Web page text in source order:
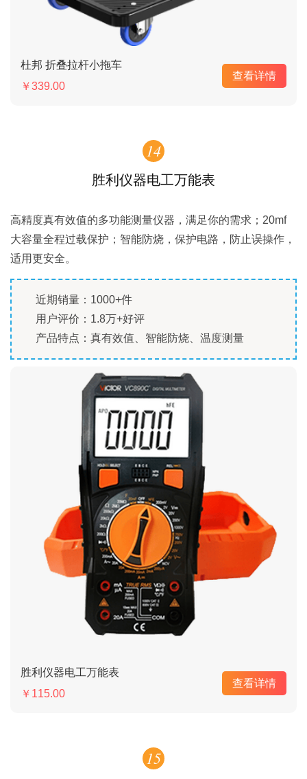
杜邦 折叠拉杆小拖车
￥339.00
查看详情
14
胜利仪器电工万能表
高精度真有效值的多功能测量仪器，满足你的需求；20mf
大容量全程过载保护；智能防烧，保护电路，防止误操作，
适用更安全。
近期销量：1000+件
用户评价：1.8万+好评
产品特点：真有效值、智能防烧、温度测量
胜利仪器电工万能表
￥115.00
查看详情
15